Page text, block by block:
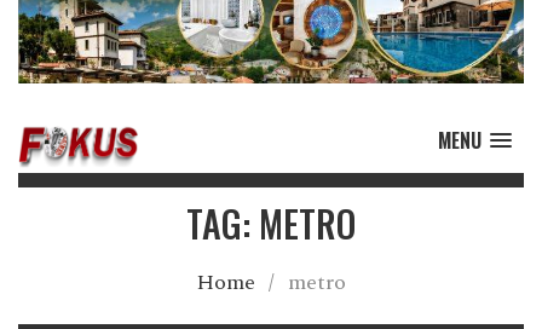
MENU
TAG: METRO
Home / metro